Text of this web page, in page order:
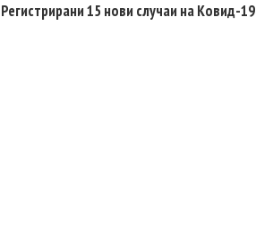
Регистрирани 15 нови случаи на Ковид-19